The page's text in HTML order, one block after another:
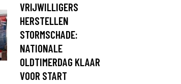
VRIJWILLIGERS
HERSTELLEN
STORMSCHADE:
NATIONALE
OLDTIMERDAG KLAAR
VOOR START